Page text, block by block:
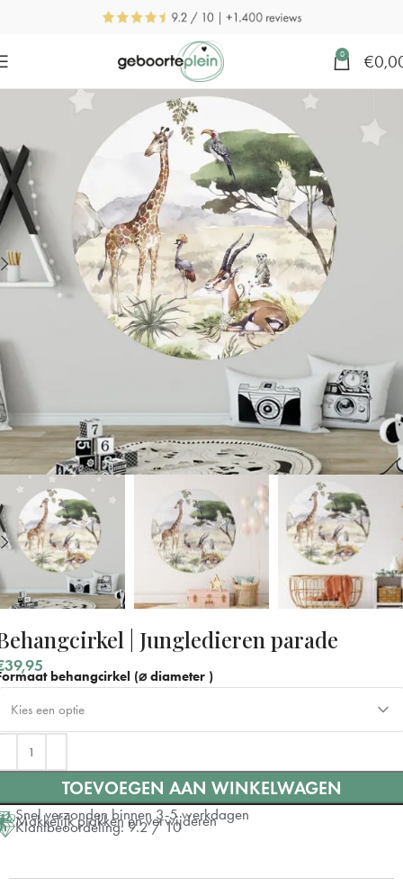
0 €
| Jungledieren parade
39,95
behangcirkel (⌀ diameter )
Kies een optie
⌀ 40 cm
TOEVOEGEN AAN WINKELWAGEN
Snel verzonden binnen 3-5 werkdagen
Makkelijk plakken en verwijderen
Klantbeoordeling: 9.2 / 10